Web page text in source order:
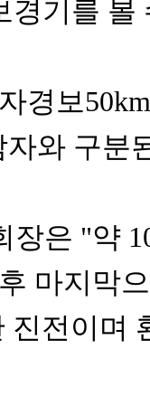
경기를 볼
경보
자와 구분
장은 "약
마지막
진전이며